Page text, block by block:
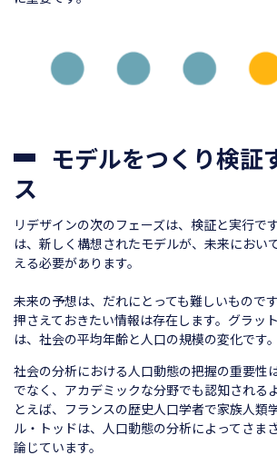
モデルをつくり検証
ス
リデザインの次のフェーズは、検証と実行で
は、新しく構想されたモデルが、未来におい
える必要があります。
未来の予想は、だれにとっても難しいもので
押さえておきたい情報は存在します。グラッ
は、社会の平均年齢と人口の規模の変化です。
社会の分析における人口動態の把握の重要性
でなく、アカデミックな分野でも認知される
とえば、フランスの歴史人口学者で家族人類
ル・トッドは、人口動態の分析によってさま
論じています。